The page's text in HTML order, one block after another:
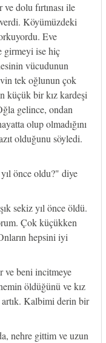
dolu fırtınası ile
Köyümüzdeki
Eve
girmeyi ise hiç
vücudunun
tek oğlunun çok
küçük bir kız kardeşi
gelince, ondan
olup olmadığını
olduğunu söyledi.
önce oldu?" diye
sekiz yıl önce öldü.
Çok küçükken
hepsini iyi
beni incitmeye
öldüğünü ve kız
Kalbimi derin bir
nehre gittim ve uzun